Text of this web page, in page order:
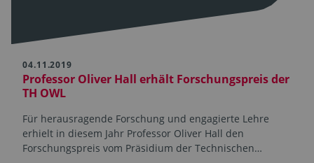
04.11.2019
Professor Oliver Hall erhält Forschungspreis der
TH OWL
Für herausragende Forschung und engagierte Lehre
erhielt in diesem Jahr Professor Oliver Hall den
Forschungspreis vom Präsidium der Technischen…